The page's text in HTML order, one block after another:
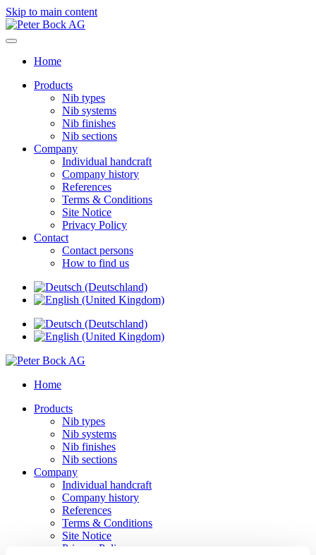
Skip to main content
Home
Products
Nib types
Nib systems
Nib finishes
Nib sections
Company
Individual handcraft
Company history
References
Terms & Conditions
Site Notice
Privacy Policy
Contact
Contact persons
How to find us
Home
Products
Nib types
Nib systems
Nib finishes
Nib sections
Company
Individual handcraft
Company history
References
Terms & Conditions
Site Notice
Privacy Policy